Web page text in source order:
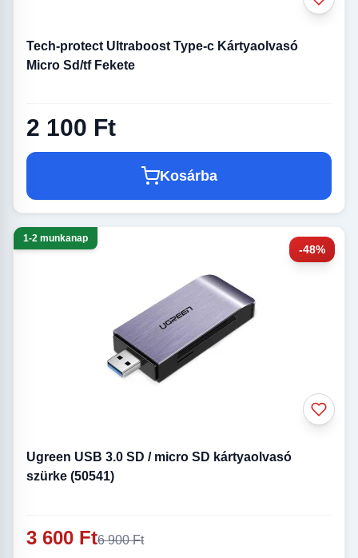
Tech-protect Ultraboost Type-c Kártyaolvasó
Micro Sd/tf Fekete
2 100 Ft
Kosárba
-48%
1-2 munkanap
Ugreen USB 3.0 SD / micro SD kártyaolvasó
szürke (50541)
3 600 Ft6 900 Ft